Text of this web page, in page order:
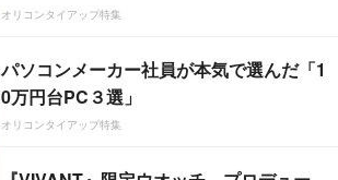
オリコンタイアップ特集
パソコンメーカー社員が本気で選んだ「1
0万円台PC３選」
オリコンタイアップ特集